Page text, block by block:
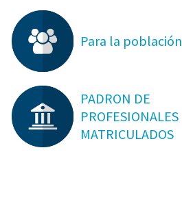
Para la población
PADRON DE
PROFESIONALES
MATRICULADOS